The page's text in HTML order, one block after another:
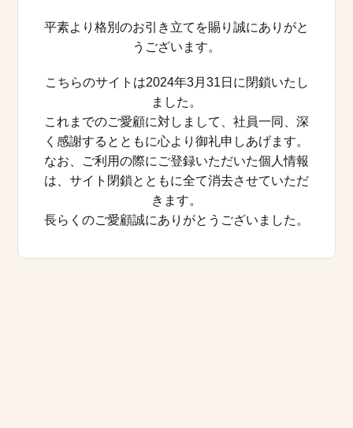
平素より格別のお引き立てを賜り誠にありがと
うございます。
こちらのサイトは2024年3月31日に閉鎖いたし
ました。
これまでのご愛顧に対しまして、社員一同、深
く感謝するとともに心より御礼申しあげます。
なお、ご利用の際にご登録いただいた個人情報
は、サイト閉鎖とともに全て消去させていただ
きます。
長らくのご愛顧誠にありがとうございました。